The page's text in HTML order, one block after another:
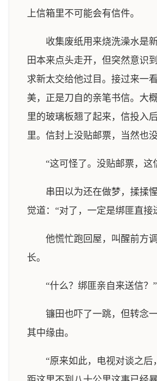
上信箱里不可能会有信件。
收集废纸用来烧洗澡水是
田本来点头走开，但突然意识
求新太交给他过目。接过来一
美，正是刀自的亲笔书信。大
里的玻璃板翘了起来，信投入
里。信封上没贴邮票，当然也没
“这可怪了。没贴邮票，这
串田以为还在做梦，揉揉
觉道：“对了，一定是绑匪直接
他慌忙跑回屋，叫醒前方
长。
“什么？绑匪亲自来送信？”
镰田也吓了一跳，但转念
其中缘由。
“原来如此，电视对谈之后